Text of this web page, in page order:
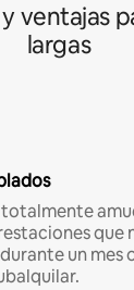
ventajas
largas
totalmente
que
un mes o